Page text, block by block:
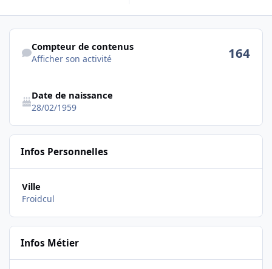
Afficher son activité
Compteur de contenus
Afficher son activité 164
Date de naissance
28/02/1959
Infos Personnelles
Ville
Froidcul
Infos Métier